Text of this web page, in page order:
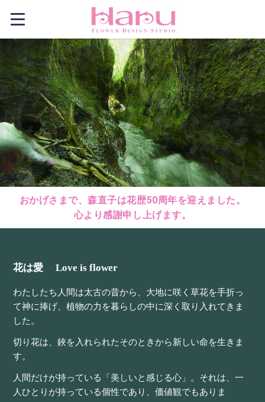
おかげさまで、森直子は花歴50周年を迎えました。
心より感謝申し上げます。
花は愛 Love is flower
わたしたち人間は太古の昔から、大地に咲く草花を手折っ
て神に捧げ、植物の力を暮らしの中に深く取り入れてきま
した。
切り花は、鋏を入れられたそのときから新しい命を生きま
す。
人間だけが持っている「美しいと感じる心」。それは、一
人ひとりが持っている個性であり、価値観でもありま